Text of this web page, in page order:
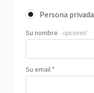
Persona privada
Su nombre - opcional
Su email *